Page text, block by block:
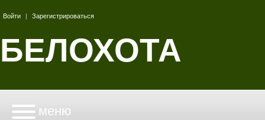
Войти | Зарегистрироваться
БЕЛОХОТА
меню